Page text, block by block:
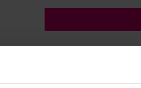
BREDD CA (MM)